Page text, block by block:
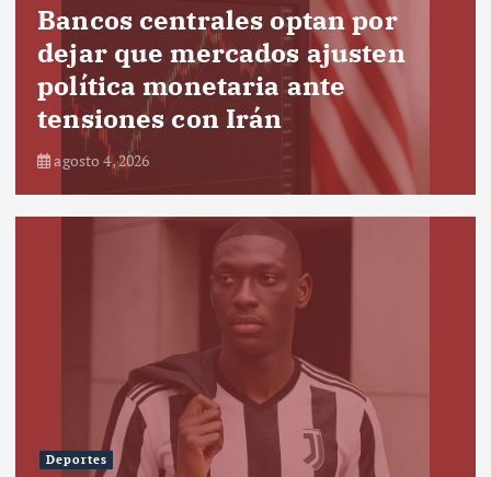
Bancos centrales optan por
dejar que mercados ajusten
política monetaria ante
tensiones con Irán
agosto 4, 2026
Deportes